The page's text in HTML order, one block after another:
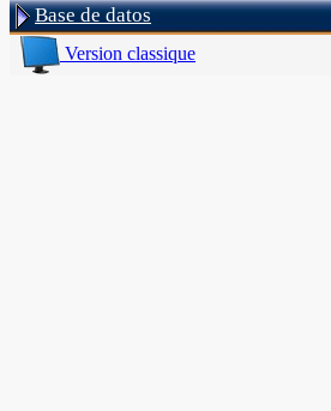
Base de datos
Version classique